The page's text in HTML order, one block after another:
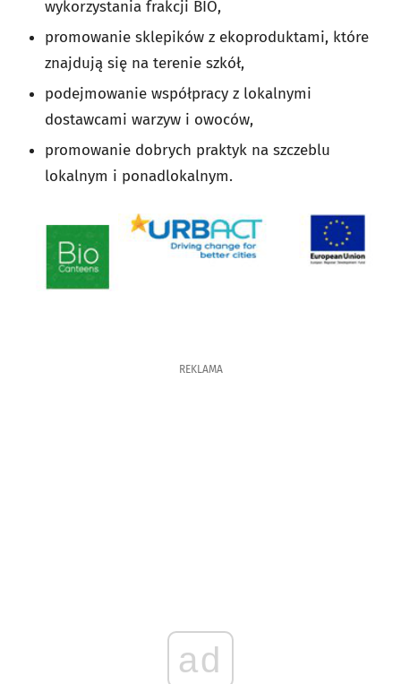
wykorzystania frakcji BIO,
promowanie sklepików z ekoproduktami, które
znajdują się na terenie szkół,
podejmowanie współpracy z lokalnymi
dostawcami warzyw i owoców,
promowanie dobrych praktyk na szczeblu
lokalnym i ponadlokalnym.
REKLAMA
ad